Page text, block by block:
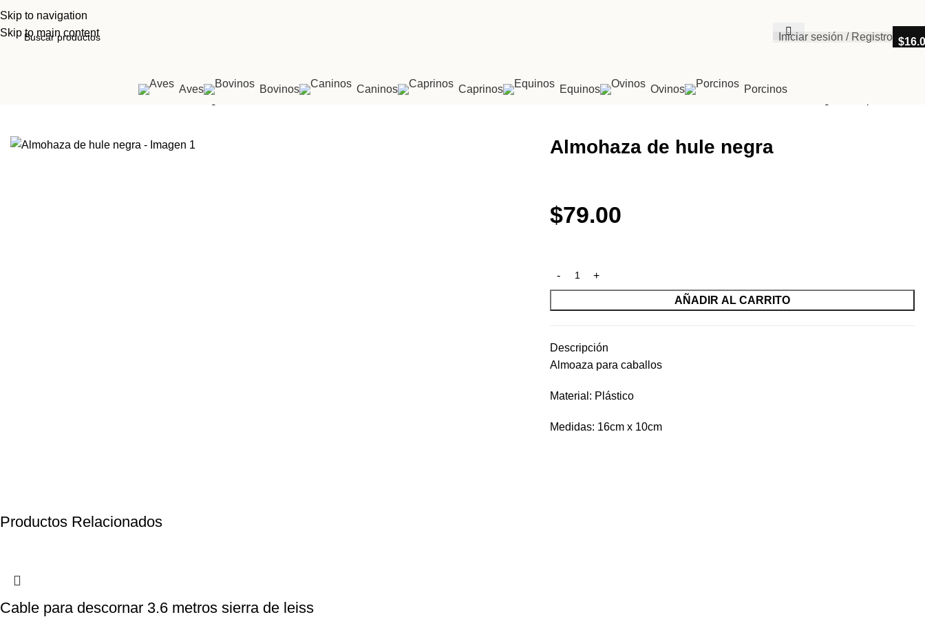
Skip to navigation
Skip to main content
Iniciar sesión / Registro $
Aves Bovinos Caninos Caprinos Equinos Ovinos
Porcinos
Almohaza de hule negra
$79.00
AÑADIR AL CARRITO
Descripción
Almoaza para caballos
Material: Plástico
Medidas: 16cm x 10cm
Productos Relacionados
Cable para descornar 3.6 metros sierra de leiss